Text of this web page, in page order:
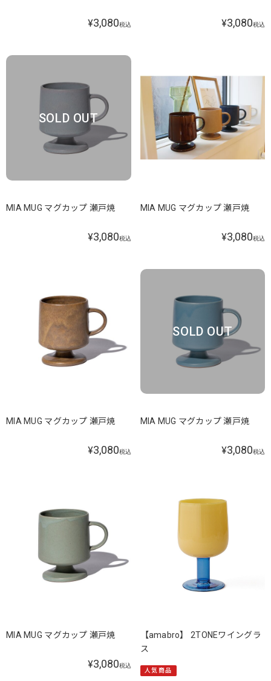
¥3,080税込 ¥3,080税込
SOLD OUT
MIA MUG マグカップ 瀬戸焼
¥3,080税込
MIA MUG マグカップ 瀬戸焼
¥3,080税込
MIA MUG マグカップ 瀬戸焼
¥3,080税込
SOLD OUT
MIA MUG マグカップ 瀬戸焼
¥3,080税込
MIA MUG マグカップ 瀬戸焼
¥3,080税込
【amabro】 2TONEワイングラ
ス
人気商品